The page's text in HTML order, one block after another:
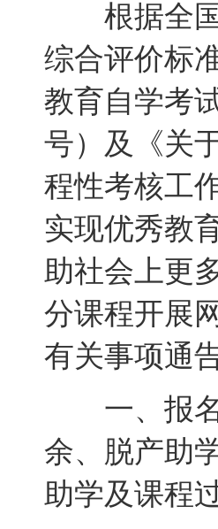
根据全国
综合评价标
教育自学考
号）及《关
程性考核工
实现优秀教
助社会上更
分课程开展
有关事项通
一、报名
余、脱产助
助学及课程